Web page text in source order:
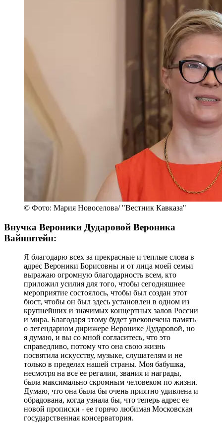
© Фото: Мария Новоселова/ "Вестник Кавказа"
Внучка Вероники Дударовой Вероника
Вайнштейн:
Я благодарю всех за прекрасные и теплые слова в
адрес Вероники Борисовны и от лица моей семьи
выражаю огромную благодарность всем, кто
приложил усилия для того, чтобы сегодняшнее
мероприятие состоялось, чтобы был создан этот
бюст, чтобы он был здесь установлен в одном из
крупнейших и значимых концертных залов России
и мира. Благодаря этому будет увековечена память
о легендарном дирижере Веронике Дударовой, но
я думаю, и вы со мной согласитесь, что это
справедливо, потому что она свою жизнь
посвятила искусству, музыке, слушателям и не
только в пределах нашей страны. Моя бабушка,
несмотря на все ее регалии, звания и награды,
была максимально скромным человеком по жизни.
Думаю, что она была бы очень приятно удивлена и
обрадована, когда узнала бы, что теперь адрес ее
новой прописки - ее горячо любимая Московская
государственная консерватория.